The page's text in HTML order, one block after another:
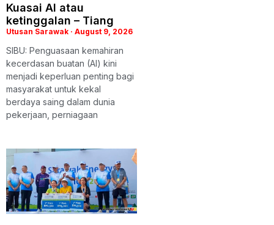
Kuasai AI atau
ketinggalan – Tiang
Utusan Sarawak August 9, 2026
SIBU: Penguasaan kemahiran
kecerdasan buatan (AI) kini
menjadi keperluan penting bagi
masyarakat untuk kekal
berdaya saing dalam dunia
pekerjaan, perniagaan